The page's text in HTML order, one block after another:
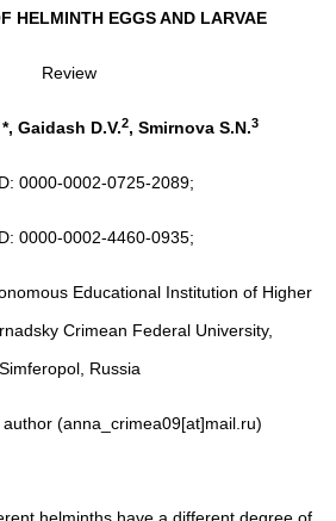
HELMINTH EGGS AND LARVAE
Review
*, Gaidash D.V.2, Smirnova S.N.3
0000-0002-0725-2089;
0000-0002-4460-0935;
Educational Institution of Higher
Crimean Federal University,
Simferopol, Russia
(anna_crimea09[at]mail.ru)